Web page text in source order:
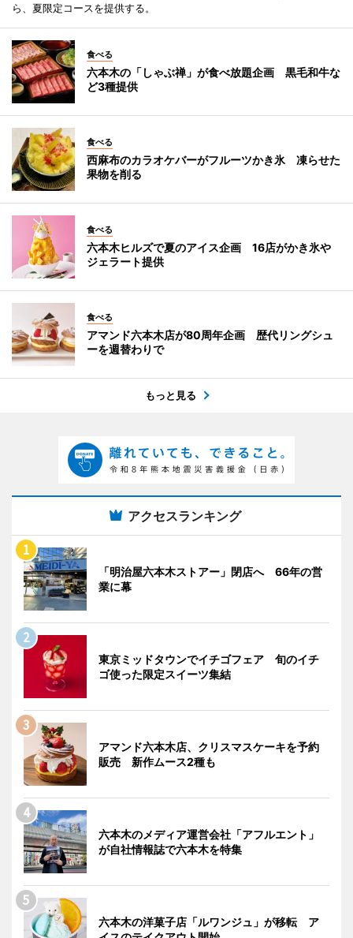
ら、夏限定コースを提供する。
食べる
六本木の「しゃぶ禅」が食べ放題企画 黒毛和牛な
ど3種提供
食べる
西麻布のカラオケバーがフルーツかき氷 凍らせた
果物を削る
食べる
六本木ヒルズで夏のアイス企画 16店がかき氷や
ジェラート提供
食べる
アマンド六本木店が80周年企画 歴代リングシュ
ーを週替わりで
もっと見る
アクセスランキング
「明治屋六本木ストアー」閉店へ 66年の営
業に幕
東京ミッドタウンでイチゴフェア 旬のイチ
ゴ使った限定スイーツ集結
アマンド六本木店、クリスマスケーキを予約
販売 新作ムース2種も
六本木のメディア運営会社「アフルエント」
が自社情報誌で六本木を特集
六本木の洋菓子店「ルワンジュ」が移転 ア